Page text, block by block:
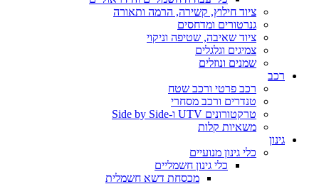
ציוד חילוץ, קשירה, הרמה ותאורה
גנרטורים ומדחסים
ציוד שאיבה, שטיפה וניקוי
צמיגים וגלגלים
שמנים ונוזלים
רכב
רכב פרטי ורכב שטח
טנדרים ורכב מסחרי
טרקטורונים UTV ו-Side by Side
משאיות קלות
גינון
כלי גינון מנועיים
כלי גינון חשמליים
מכסחת דשא חשמלית